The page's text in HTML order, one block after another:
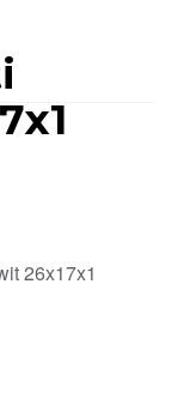
26x17x1